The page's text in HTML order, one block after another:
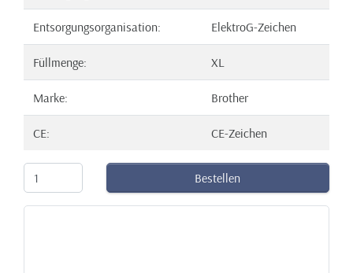
Entsorgungsorganisation: ElektroG-Zeichen
Füllmenge: XL
Marke: Brother
CE: CE-Zeichen
Bestellen